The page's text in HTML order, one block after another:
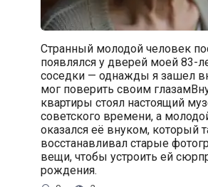
Странный молодой человек
появлялся у дверей моей 83-
соседки — однажды я зашел
мог поверить своим
квартиры стоял настоящий
советского времени, а
оказался её внуком, который
восстанавливал старые
вещи, чтобы устроить ей
рождения.